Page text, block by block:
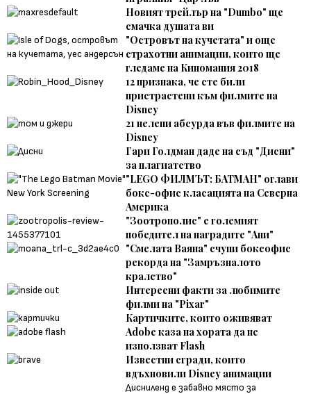
Новият трейлър на "Dumbo" ще
смачка душата ви
"Островът на кучетата" и още
страхотни анимации, които ще
гледаме на Киномания 2018
12 признака, че сте били
пристрастени към филмите на
Disney
21 нелепи абсурда във филмите на
Disney
Гари Голдман даде на съд "Дисни"
за плагиатство
"LEGO ФИЛМЪТ: БАТМАН" оглави
бокс-офис класацията на Северна
Америка
"Зоотрополис" е големият
победител на наградите "Ани"
"Смелата Ваяна" счупи боксофис
рекорда на "Замръзналото
кралство"
Интересни факти за любимите
филми на "Pixar"
Картичките, които оживяват
Adobe каза на хората да не
използват Flash
Известни сгради, които
вдъхновили Disney анимации
Дисниленд е забавно място за